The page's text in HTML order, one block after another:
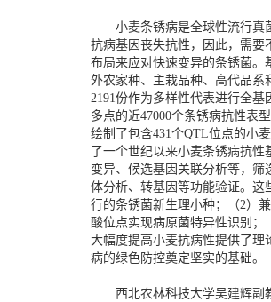
小麦条锈病是全球性流行真菌
抗病基因丧失抗性，因此，需要
布局来应对快速变异的条锈菌。
外农家种、主栽品种、高代品系
2191份作为多样性代表进行全
多点的近47000个条锈病抗性表
绘制了包含431个QTL位点的小
了一个世纪以来小麦条锈病抗
变异、候选基因关联分析等，筛
体分析、转基因等功能验证。这
行的条锈菌新生理小种；（2）
酸位点实现病原菌特异性识别；
大幅度提高小麦抗病性提供了理
病的绿色防控奠定坚实的基础。
西北农林科技大学吴建辉副教